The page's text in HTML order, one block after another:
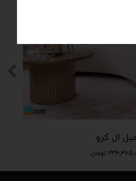
ال کرو
تومان